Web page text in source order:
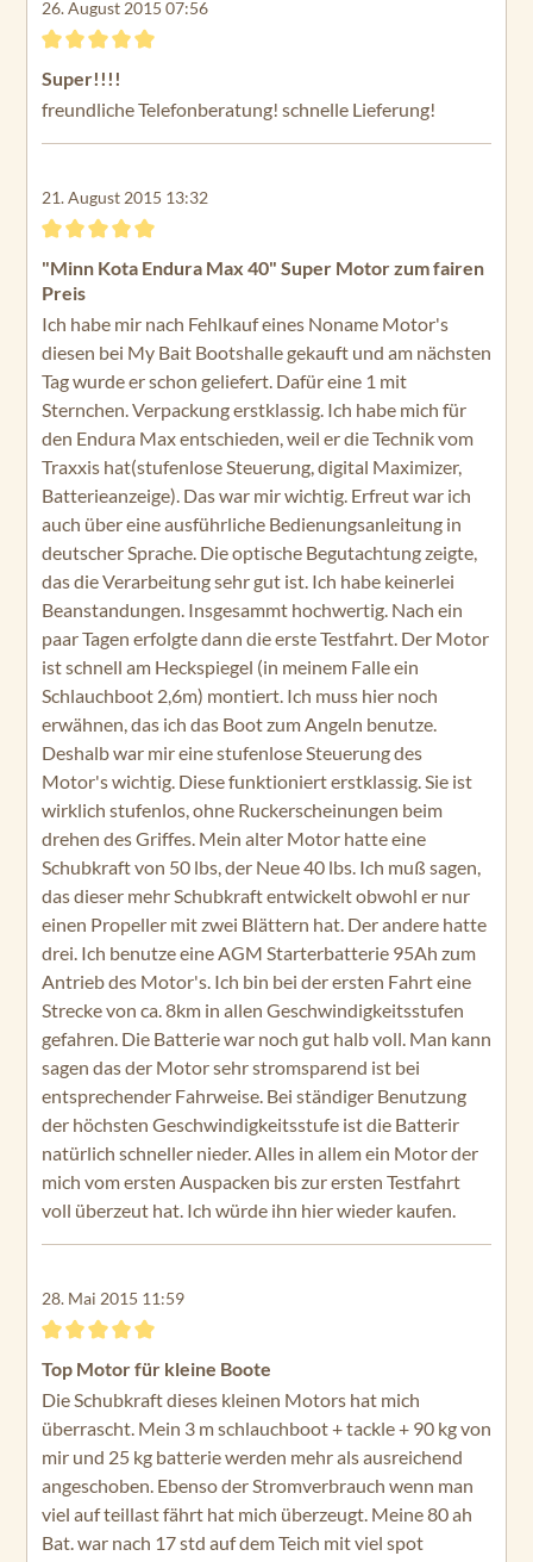
26. August 2015 07:56
Bewertung mit 5 von 5 Sternen
Super!!!!
freundliche Telefonberatung! schnelle Lieferung!
21. August 2015 13:32
Bewertung mit 5 von 5 Sternen
"Minn Kota Endura Max 40" Super Motor zum fairen
Preis
Ich habe mir nach Fehlkauf eines Noname Motor's
diesen bei My Bait Bootshalle gekauft und am nächsten
Tag wurde er schon geliefert. Dafür eine 1 mit
Sternchen. Verpackung erstklassig. Ich habe mich für
den Endura Max entschieden, weil er die Technik vom
Traxxis hat(stufenlose Steuerung, digital Maximizer,
Batterieanzeige). Das war mir wichtig. Erfreut war ich
auch über eine ausführliche Bedienungsanleitung in
deutscher Sprache. Die optische Begutachtung zeigte,
das die Verarbeitung sehr gut ist. Ich habe keinerlei
Beanstandungen. Insgesammt hochwertig. Nach ein
paar Tagen erfolgte dann die erste Testfahrt. Der Motor
ist schnell am Heckspiegel (in meinem Falle ein
Schlauchboot 2,6m) montiert. Ich muss hier noch
erwähnen, das ich das Boot zum Angeln benutze.
Deshalb war mir eine stufenlose Steuerung des
Motor's wichtig. Diese funktioniert erstklassig. Sie ist
wirklich stufenlos, ohne Ruckerscheinungen beim
drehen des Griffes. Mein alter Motor hatte eine
Schubkraft von 50 lbs, der Neue 40 lbs. Ich muß sagen,
das dieser mehr Schubkraft entwickelt obwohl er nur
einen Propeller mit zwei Blättern hat. Der andere hatte
drei. Ich benutze eine AGM Starterbatterie 95Ah zum
Antrieb des Motor's. Ich bin bei der ersten Fahrt eine
Strecke von ca. 8km in allen Geschwindigkeitsstufen
gefahren. Die Batterie war noch gut halb voll. Man kann
sagen das der Motor sehr stromsparend ist bei
entsprechender Fahrweise. Bei ständiger Benutzung
der höchsten Geschwindigkeitsstufe ist die Batterir
natürlich schneller nieder. Alles in allem ein Motor der
mich vom ersten Auspacken bis zur ersten Testfahrt
voll überzeut hat. Ich würde ihn hier wieder kaufen.
28. Mai 2015 11:59
Bewertung mit 5 von 5 Sternen
Top Motor für kleine Boote
Die Schubkraft dieses kleinen Motors hat mich
überrascht. Mein 3 m schlauchboot + tackle + 90 kg von
mir und 25 kg batterie werden mehr als ausreichend
angeschoben. Ebenso der Stromverbrauch wenn man
viel auf teillast fährt hat mich überzeugt. Meine 80 ah
Bat. war nach 17 std auf dem Teich mit viel spot